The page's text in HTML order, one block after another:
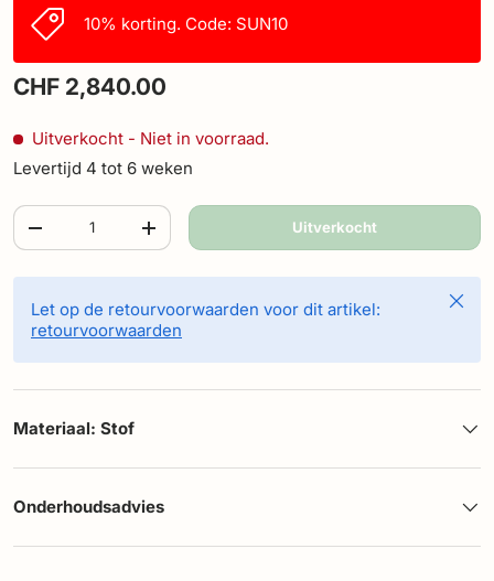
10% korting. Code: SUN10
CHF 2,840.00
Uitverkocht - Niet in voorraad.
Levertijd 4 tot 6 weken
Aantal
-
+ Uitverkocht
Let op de retourvoorwaarden voor dit artikel:
retourvoorwaarden
Materiaal: Stof
Onderhoudsadvies